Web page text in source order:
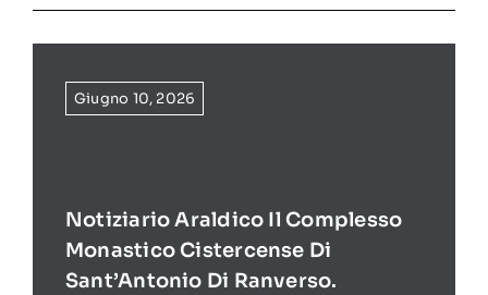
Giugno 10, 2026
Notiziario Araldico Il Complesso
Monastico Cistercense Di
Sant’Antonio Di Ranverso.